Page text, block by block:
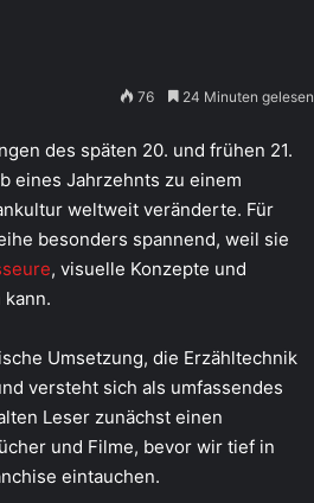
76 24 Minuten gelesen
des späten 20. und frühen 21.
eines Jahrzehnts zu einem
weltweit veränderte. Für
besonders spannend, weil sie
, visuelle Konzepte und
Umsetzung, die Erzähltechnik
versteht sich als umfassendes
Leser zunächst einen
und Filme, bevor wir tief in
eintauchen.